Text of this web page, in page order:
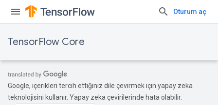
Oturum aç
TensorFlow Core
Google, içerikleri tercih ettiğiniz dile çevirmek için yapay zeka
teknolojisini kullanır. Yapay zeka çevirilerinde hata olabilir.